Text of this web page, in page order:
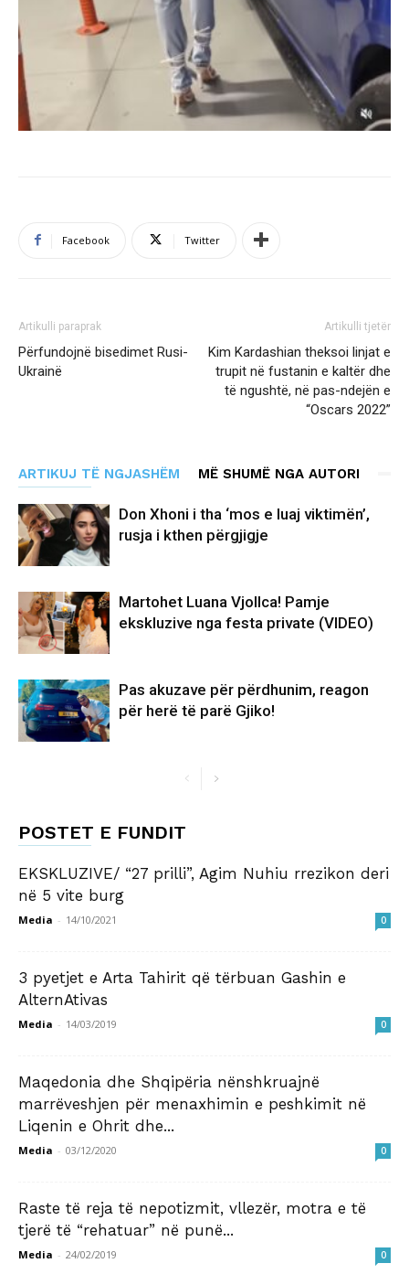
Facebook Twitter
Artikulli paraprak
Përfundojnë bisedimet Rusi-
Ukrainë
Artikulli tjetër
Kim Kardashian theksoi linjat e
trupit në fustanin e kaltër dhe
të ngushtë, në pas-ndejën e
“Oscars 2022”
ARTIKUJ TË NGJASHËM MË SHUMË NGA AUTORI
Don Xhoni i tha ‘mos e luaj viktimën’,
rusja i kthen përgjigje
Martohet Luana Vjollca! Pamje
ekskluzive nga festa private (VIDEO)
Pas akuzave për përdhunim, reagon
për herë të parë Gjiko!
POSTET E FUNDIT
EKSKLUZIVE/ “27 prilli”, Agim Nuhiu rrezikon deri
në 5 vite burg
Media - 14/10/2021 0
3 pyetjet e Arta Tahirit që tërbuan Gashin e
AlternAtivas
Media - 14/03/2019 0
Maqedonia dhe Shqipëria nënshkruajnë
marrëveshjen për menaxhimin e peshkimit në
Liqenin e Ohrit dhe...
Media - 03/12/2020 0
Raste të reja të nepotizmit, vllezër, motra e të
tjerë të “rehatuar” në punë...
Media - 24/02/2019 0